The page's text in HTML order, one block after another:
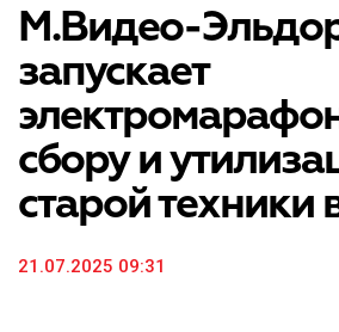
М.Видео-
запускает
сбору и
старой техники
21.07.2025 09:31